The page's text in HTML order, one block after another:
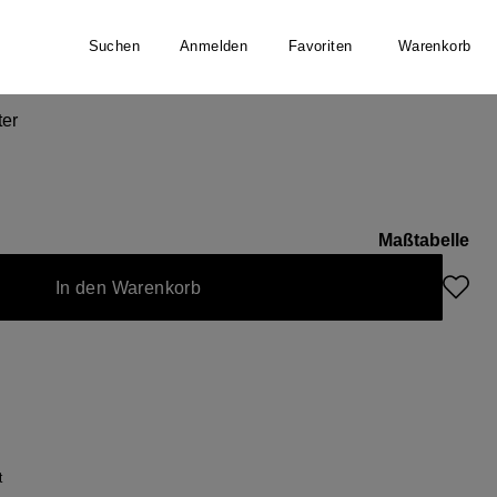
Suchen Anmelden Favoriten Warenkorb
Maßtabelle
In den Warenkorb